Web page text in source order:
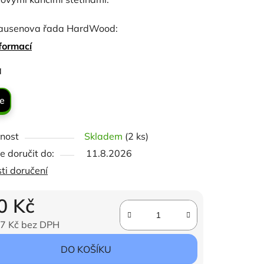
řada HardWood:
kartáče, krásně upravené, vyrobené z
dostupné za skvělý poměr ceny a
Zadní strana: 18,5 cm, Štětiny: 3 cm
Skladem (2 ks)
doručit do:
11.8.2026
doručení
Kč
Kč bez DPH
DO KOŠÍKU